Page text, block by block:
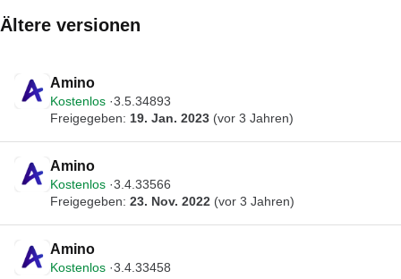
Ältere versionen
Amino
Kostenlos 3.5.34893
Freigegeben: 19. Jan. 2023 (vor 3 Jahren)
Amino
Kostenlos 3.4.33566
Freigegeben: 23. Nov. 2022 (vor 3 Jahren)
Amino
Kostenlos 3.4.33458